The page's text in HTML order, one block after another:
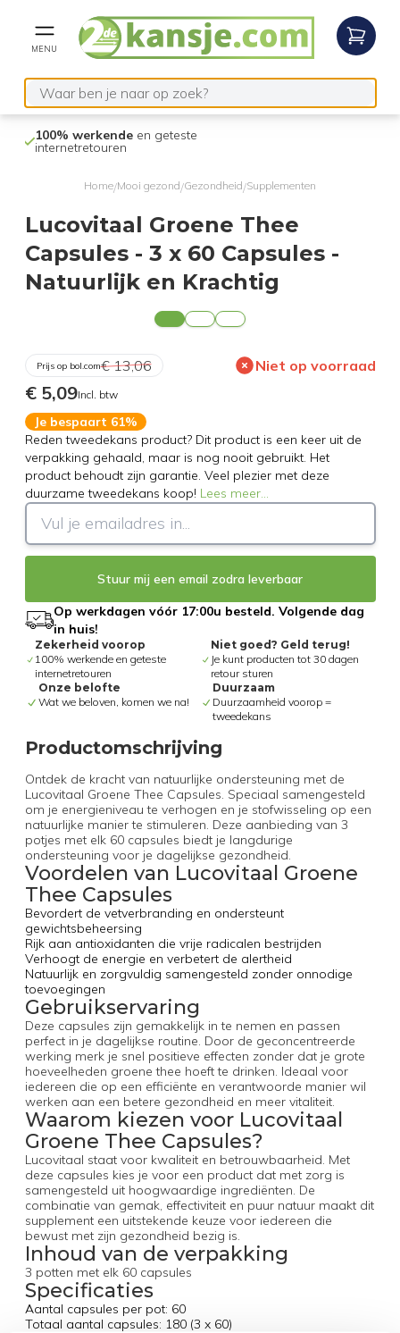
MENU
100% werkende en geteste
internetretouren
Home/Mooi gezond/Gezondheid/Supplementen
Lucovitaal Groene Thee
Capsules - 3 x 60 Capsules -
Natuurlijk en Krachtig
Prijs op bol.com€ 13,06 Niet op voorraad
€ 5,09Incl. btw
Je bespaart 61%
Reden tweedekans product? Dit product is een keer uit de
verpakking gehaald, maar is nog nooit gebruikt. Het
product behoudt zijn garantie. Veel plezier met deze
duurzame tweedekans koop! Lees meer...
Stuur mij een email zodra leverbaar
Op werkdagen vóór 17:00u besteld. Volgende dag
in huis!
Zekerheid voorop
100% werkende en geteste
internetretouren
Niet goed? Geld terug!
Je kunt producten tot 30 dagen
retour sturen
Onze belofte
Wat we beloven, komen we na!
Duurzaam
Duurzaamheid voorop =
tweedekans
Productomschrijving
Ontdek de kracht van natuurlijke ondersteuning met de
Lucovitaal Groene Thee Capsules. Speciaal samengesteld
om je energieniveau te verhogen en je stofwisseling op een
natuurlijke manier te stimuleren. Deze aanbieding van 3
potjes met elk 60 capsules biedt je langdurige
ondersteuning voor je dagelijkse gezondheid.
Voordelen van Lucovitaal Groene
Thee Capsules
Bevordert de vetverbranding en ondersteunt
gewichtsbeheersing
Rijk aan antioxidanten die vrije radicalen bestrijden
Verhoogt de energie en verbetert de alertheid
Natuurlijk en zorgvuldig samengesteld zonder onnodige
toevoegingen
Gebruikservaring
Deze capsules zijn gemakkelijk in te nemen en passen
perfect in je dagelijkse routine. Door de geconcentreerde
werking merk je snel positieve effecten zonder dat je grote
hoeveelheden groene thee hoeft te drinken. Ideaal voor
iedereen die op een efficiënte en verantwoorde manier wil
werken aan een betere gezondheid en meer vitaliteit.
Waarom kiezen voor Lucovitaal
Groene Thee Capsules?
Lucovitaal staat voor kwaliteit en betrouwbaarheid. Met
deze capsules kies je voor een product dat met zorg is
samengesteld uit hoogwaardige ingrediënten. De
combinatie van gemak, effectiviteit en puur natuur maakt dit
supplement een uitstekende keuze voor iedereen die
bewust met zijn gezondheid bezig is.
Inhoud van de verpakking
3 potten met elk 60 capsules
Specificaties
Aantal capsules per pot: 60
Totaal aantal capsules: 180 (3 x 60)